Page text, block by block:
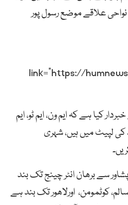
علاقے موضع رسول پور
link=”https://
کیا ہے کہ ایم ون، ایم ٹو، ایم
کی لپیٹ میں ہیں، شہری
سے برھان انٹر چینج تک بند
سالم، کوٹمومن، اورلاھور تک بند ہے